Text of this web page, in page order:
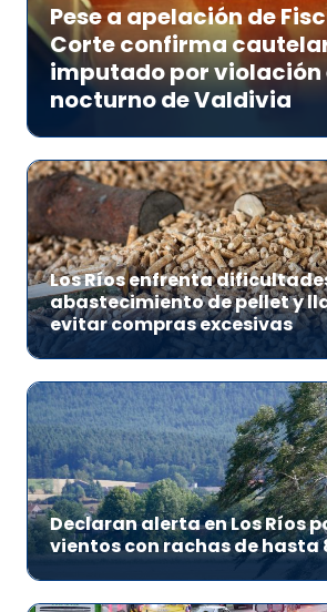
Pese a apelación de
Corte confirma
imputado por violación
nocturno de Valdivia
Los Ríos enfrenta
abastecimiento de pellet y
evitar compras excesivas
Declaran alerta en Los Ríos
vientos con rachas de hasta